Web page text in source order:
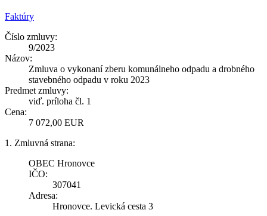
Faktúry
Číslo zmluvy:
9/2023
Názov:
Zmluva o vykonaní zberu komunálneho odpadu a drobného
stavebného odpadu v roku 2023
Predmet zmluvy:
viď. príloha čl. 1
Cena:
7 072,00 EUR
1. Zmluvná strana:
OBEC Hronovce
IČO:
307041
Adresa:
Hronovce. Levická cesta 3